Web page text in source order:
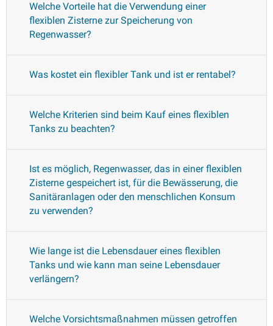
Welche Vorteile hat die Verwendung einer
flexiblen Zisterne zur Speicherung von
Regenwasser?
Was kostet ein flexibler Tank und ist er rentabel?
Welche Kriterien sind beim Kauf eines flexiblen
Tanks zu beachten?
Ist es möglich, Regenwasser, das in einer flexiblen
Zisterne gespeichert ist, für die Bewässerung, die
Sanitäranlagen oder den menschlichen Konsum
zu verwenden?
Wie lange ist die Lebensdauer eines flexiblen
Tanks und wie kann man seine Lebensdauer
verlängern?
Welche Vorsichtsmaßnahmen müssen getroffen